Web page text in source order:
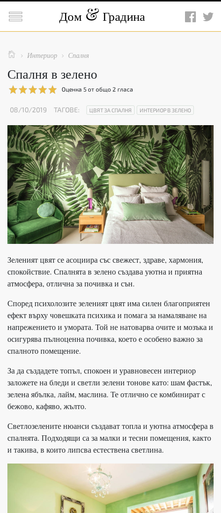
 Дом Градина
  Интериор  Спалня
Спалня в зелено
Оценка 5 от общо 2 гласа
08/10/2019 ТАГОВЕ: ЦВЯТ ЗА СПАЛНЯ ИНТЕРИОР В ЗЕЛЕНО
Зеленият цвят се асоциира със свежест, здраве, хармония,
спокойствие. Спалнята в зелено създава уютна и приятна
атмосфера, отлична за почивка и сън.
Според психолозите зеленият цвят има силен благоприятен
ефект върху човешката психика и помага за намаляване на
напрежението и умората. Той не натоварва очите и мозъка и
осигурява пълноценна почивка, което е особено важно за
спалното помещение.
За да създадете топъл, спокоен и уравновесен интериор
заложете на бледи и светли зелени тонове като: шам фастък,
зелена ябълка, лайм, маслина. Те отлично се комбинират с
бежово, кафяво, жълто.
Светлозелените нюанси създават топла и уютна атмосфера в
спалнята. Подходящи са за малки и тесни помещения, както
и такива, в които липсва естествена светлина.